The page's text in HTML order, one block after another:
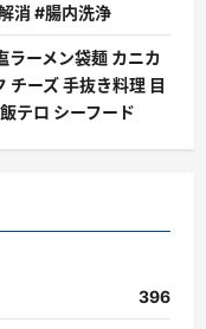
消 #腸内洗浄
ラーメン袋麺 カニカ
チーズ 手抜き料理 目
テロ シーフード
396